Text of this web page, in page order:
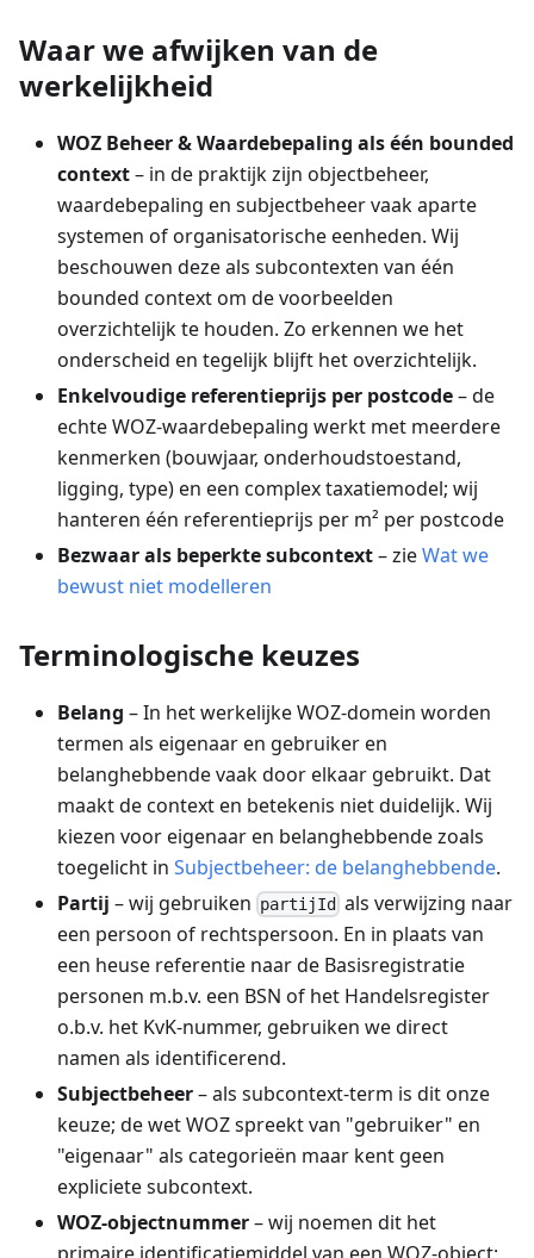
Waar we afwijken van de
werkelijkheid
WOZ Beheer & Waardebepaling als één bounded
context– in de praktijk zijn objectbeheer,
waardebepaling en subjectbeheer vaak aparte
systemen of organisatorische eenheden. Wij
beschouwen deze als subcontexten van één
bounded context om de voorbeelden
overzichtelijk te houden. Zo erkennen we het
onderscheid en tegelijk blijft het overzichtelijk.
Enkelvoudige referentieprijs per postcode– de
echte WOZ-waardebepaling werkt met meerdere
kenmerken (bouwjaar, onderhoudstoestand,
ligging, type) en een complex taxatiemodel; wij
hanteren één referentieprijs per m² per postcode
Bezwaar als beperkte subcontext– zieWat we
bewust niet modelleren
Terminologische keuzes
Belang – In het werkelijke WOZ-domein worden
termen als eigenaar en gebruiker en
belanghebbende vaak door elkaar gebruikt. Dat
maakt de context en betekenis niet duidelijk. Wij
kiezen voor eigenaar en belanghebbende zoals
toegelicht in Subjectbeheer: de belanghebbende.
Partij – wij gebruiken partijId als verwijzing naar
een persoon of rechtspersoon. En in plaats van
een heuse referentie naar de Basisregistratie
personen m.b.v. een BSN of het Handelsregister
o.b.v. het KvK-nummer, gebruiken we direct
namen als identificerend.
Subjectbeheer– als subcontext-term is dit onze
keuze; de wet WOZ spreekt van "gebruiker" en
"eigenaar" als categorieën maar kent geen
expliciete subcontext.
WOZ-objectnummer– wij noemen dit het